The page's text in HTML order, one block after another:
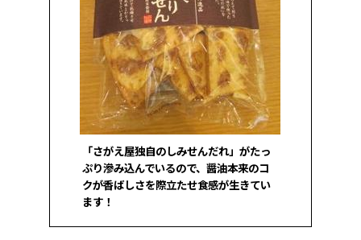
「さがえ屋独自のしみせんだれ」がたっ
ぷり滲み込んでいるので、醤油本来のコ
クが香ばしさを際立たせ食感が生きてい
ます！